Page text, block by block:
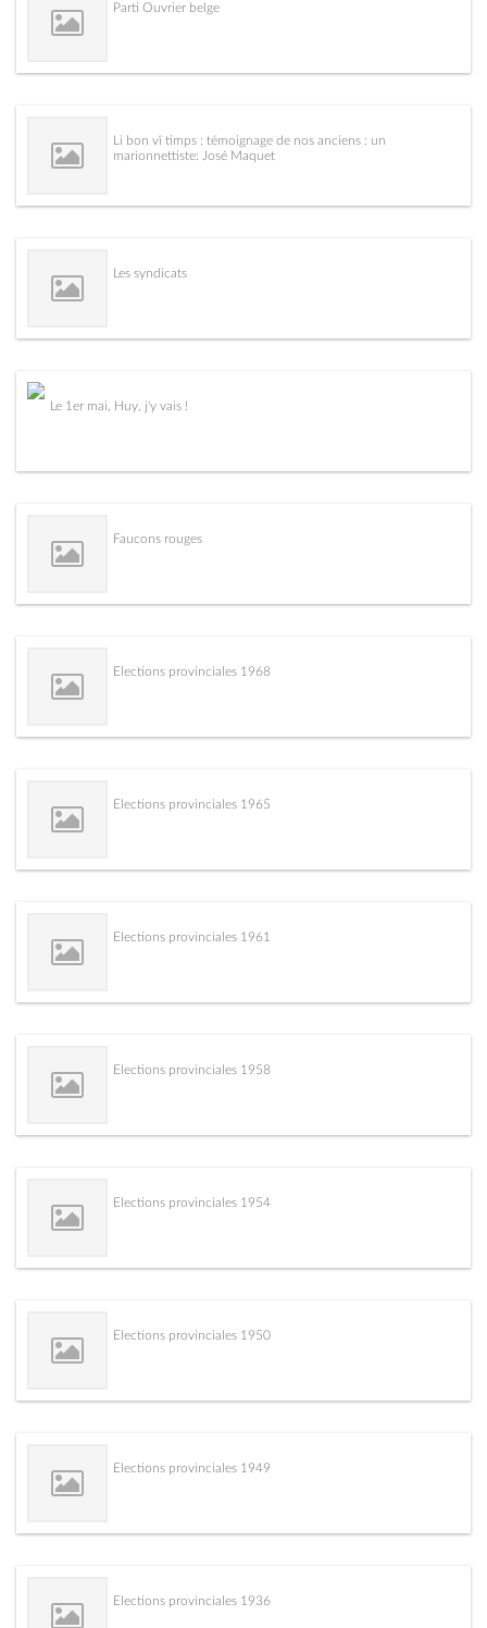
Parti Ouvrier belge
Li bon vî timps : témoignage de nos anciens : un
marionnettiste: José Maquet
Les syndicats
Le 1er mai, Huy, j'y vais !
Faucons rouges
Elections provinciales 1968
Elections provinciales 1965
Elections provinciales 1961
Elections provinciales 1958
Elections provinciales 1954
Elections provinciales 1950
Elections provinciales 1949
Elections provinciales 1936